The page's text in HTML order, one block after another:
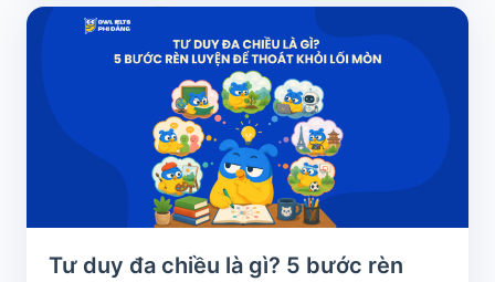
Tư duy đa chiều là gì? 5 bước rèn